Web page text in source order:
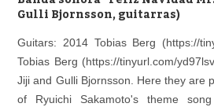
Gulli Bjornsson, guitarras)
Guitars: 2014 Tobias Berg (https://
Tobias Berg (https://tinyurl.com/
Jiji and Gulli Bjornsson. Here they are
of Ryuichi Sakamoto's theme